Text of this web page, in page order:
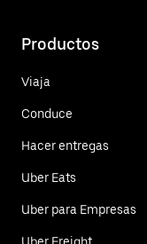
Productos
Viaja
Conduce
Hacer entregas
Uber Eats
Uber para Empresas